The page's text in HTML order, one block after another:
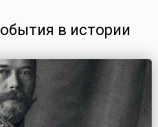
в истории